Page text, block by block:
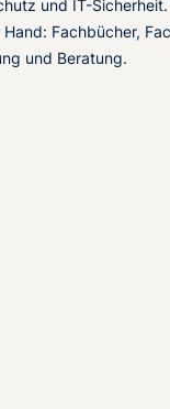
und IT-
Hand: Fachbücher,
und Beratung.